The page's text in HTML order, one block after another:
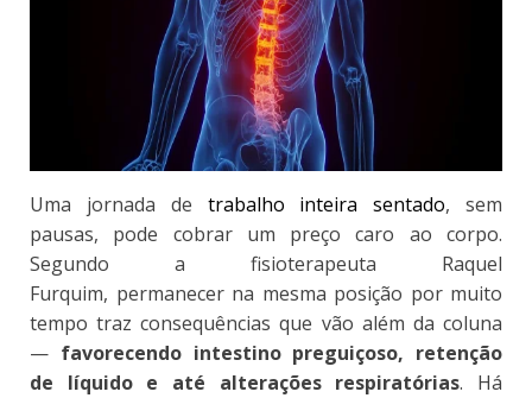
Uma jornada de trabalho inteira sentado, sem
pausas, pode cobrar um preço caro ao corpo.
Segundo a fisioterapeuta Raquel
Furquim, permanecer na mesma posição por muito
tempo traz consequências que vão além da coluna
— favorecendo intestino preguiçoso, retenção
de líquido e até alterações respiratórias. Há